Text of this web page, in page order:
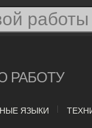
РАБОТУ
ЯЗЫКИ